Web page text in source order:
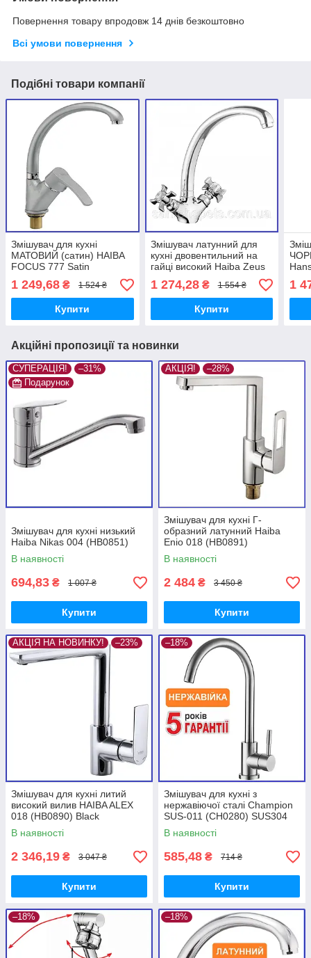
Повернення товару впродовж 14 днів безкоштовно
Всі умови повернення
Подібні товари компанії
Змішувач для кухні
МАТОВИЙ (сатин) HAIBA
FOCUS 777 Satin
(HB0137)
1 249,68 ₴ 1 524 ₴
Купити
Змішувач латунний для
кухні двовентильний на
гайці високий Haiba Zeus
273 NUT (HB0434)
1 274,28₴ 1 554 ₴
Купити
1
Акційні пропозиції та новинки
СУПЕРАЦІЯ!
–31%
Подарунок
Змішувач для кухні низький
Haiba Nikas 004 (HB0851)
В наявності
694,83 ₴ 1 007 ₴
Купити
АКЦІЯ! –28%
Змішувач для кухні Г-
образний латунний Haiba
Enio 018 (HB0891)
В наявності
2 484 ₴ 3 450 ₴
Купити
АКЦІЯ НА НОВИНКУ! –23%
Змішувач для кухні литий
високий вилив HAIBA ALEX
018 (HB0890) Black
В наявності
2 346,19 ₴ 3 047 ₴
Купити
–18%
Змішувач для кухні з
нержавіючої сталі Champion
SUS-011 (CH0280) SUS304
В наявності
585,48 ₴ 714 ₴
Купити
–18% –18%